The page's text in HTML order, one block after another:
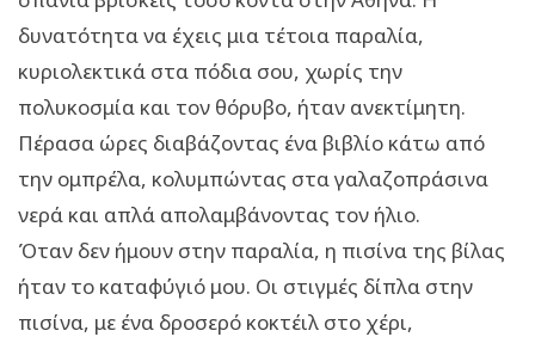
δυνατότητα να έχεις μια τέτοια παραλία,
κυριολεκτικά στα πόδια σου, χωρίς την
πολυκοσμία και τον θόρυβο, ήταν ανεκτίμητη.
Πέρασα ώρες διαβάζοντας ένα βιβλίο κάτω από
την ομπρέλα, κολυμπώντας στα γαλαζοπράσινα
νερά και απλά απολαμβάνοντας τον ήλιο.
Όταν δεν ήμουν στην παραλία, η πισίνα της βίλας
ήταν το καταφύγιό μου. Οι στιγμές δίπλα στην
πισίνα, με ένα δροσερό κοκτέιλ στο χέρι,